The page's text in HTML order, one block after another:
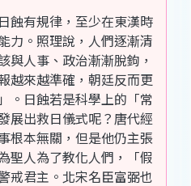
有規律，至少在東漢時
力。照理說，人們逐漸清
與人事、政治漸漸脫鉤，
越來越準確，朝廷反而更
。日蝕若是科學上的「常
展出救日儀式呢？唐代經
根本無關，但是他仍主張
聖人為了教化人們，「假
戒君主。北宋名臣富弼也